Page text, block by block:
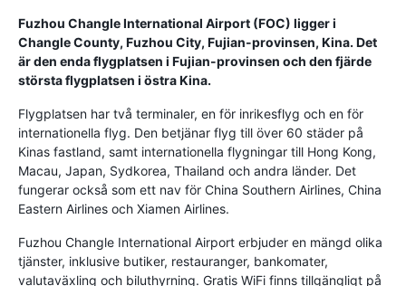
Fuzhou Changle International Airport (FOC) ligger i
Changle County, Fuzhou City, Fujian-provinsen, Kina. Det
är den enda flygplatsen i Fujian-provinsen och den fjärde
största flygplatsen i östra Kina.
Flygplatsen har två terminaler, en för inrikesflyg och en för
internationella flyg. Den betjänar flyg till över 60 städer på
Kinas fastland, samt internationella flygningar till Hong Kong,
Macau, Japan, Sydkorea, Thailand och andra länder. Det
fungerar också som ett nav för China Southern Airlines, China
Eastern Airlines och Xiamen Airlines.
Fuzhou Changle International Airport erbjuder en mängd olika
tjänster, inklusive butiker, restauranger, bankomater,
valutaväxling och biluthyrning. Gratis WiFi finns tillgängligt på